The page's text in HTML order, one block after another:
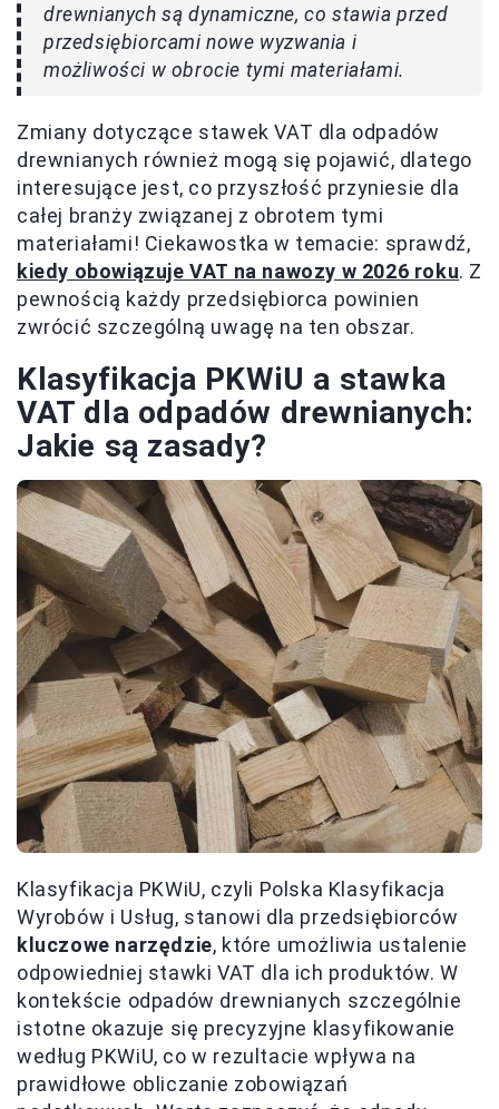
drewnianych są dynamiczne, co stawia przed
przedsiębiorcami nowe wyzwania i
możliwości w obrocie tymi materiałami.
Zmiany dotyczące stawek VAT dla odpadów
drewnianych również mogą się pojawić, dlatego
interesujące jest, co przyszłość przyniesie dla
całej branży związanej z obrotem tymi
materiałami! Ciekawostka w temacie: sprawdź,
kiedy obowiązuje VAT na nawozy w 2026 roku. Z
pewnością każdy przedsiębiorca powinien
zwrócić szczególną uwagę na ten obszar.
Klasyfikacja PKWiU a stawka
VAT dla odpadów drewnianych:
Jakie są zasady?
Klasyfikacja PKWiU, czyli Polska Klasyfikacja
Wyrobów i Usług, stanowi dla przedsiębiorców
kluczowe narzędzie, które umożliwia ustalenie
odpowiedniej stawki VAT dla ich produktów. W
kontekście odpadów drewnianych szczególnie
istotne okazuje się precyzyjne klasyfikowanie
według PKWiU, co w rezultacie wpływa na
prawidłowe obliczanie zobowiązań